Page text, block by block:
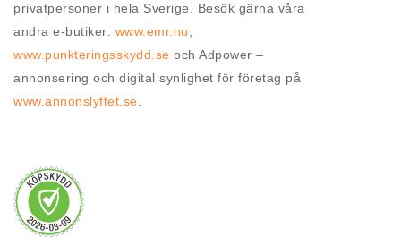
privatpersoner i hela Sverige. Besök gärna våra
andra e-butiker: www.emr.nu,
www.punkteringsskydd.se och Adpower –
annonsering och digital synlighet för företag på
www.annonslyftet.se.